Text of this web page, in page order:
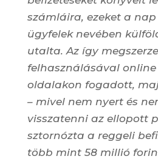
számláira, ezeket a
ügyfelek nevében
utalta. Az így
felhasználásával online
oldalakon fogadott,
– mivel nem nyert és
visszatenni az ellopott
sztornózta a reggeli
több mint 58 millió